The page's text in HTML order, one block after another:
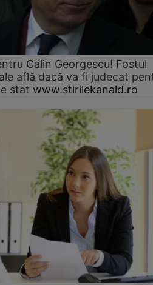
Călin Georgescu! Fostul
află dacă va fi judecat
stat www.stirilekanald.ro